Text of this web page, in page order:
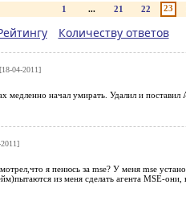
1 ... 21 22 23
Количеству ответов
04-2011]
медленно начал умирать. Удалил и
я пенюсь за mse? У меня mse
из меня сделать агента MSE-